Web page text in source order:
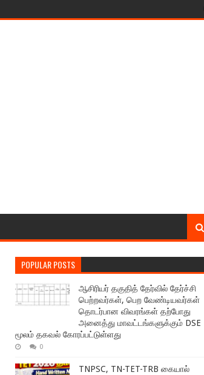
POPULAR POSTS
ஆசிரியர் தகுதித் தேர்வில் தேர்ச்சி
பெற்றவர்கள், பெற வேண்டியவர்கள்
தொடர்பான விவரங்கள் தற்போது
அனைத்து மாவட்டங்களுக்கும் DSE
மூலம் தகவல் கோரப்பட்டுள்ளது
0
TNPSC, TN-TET-TRB கையால்